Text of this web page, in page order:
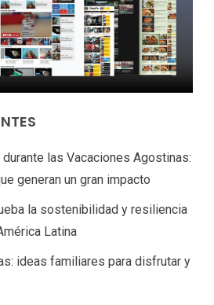
las Vacaciones Agostinas:
generan un gran impacto
la sostenibilidad y resiliencia
Latina
ideas familiares para disfrutar y